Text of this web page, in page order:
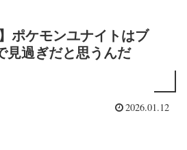
ポケモンユナイトはブ
見過ぎだと思うんだ
2026.01.12